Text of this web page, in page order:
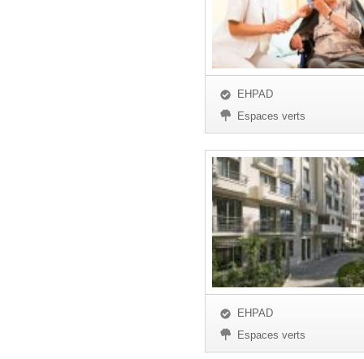
EHPAD
Espaces verts
EHPAD
Espaces verts